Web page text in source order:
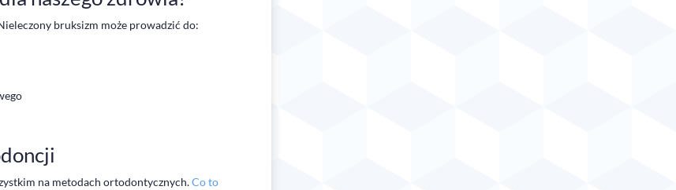
bruksizm może prowadzić do:
na metodach ortodontycznych.Co to